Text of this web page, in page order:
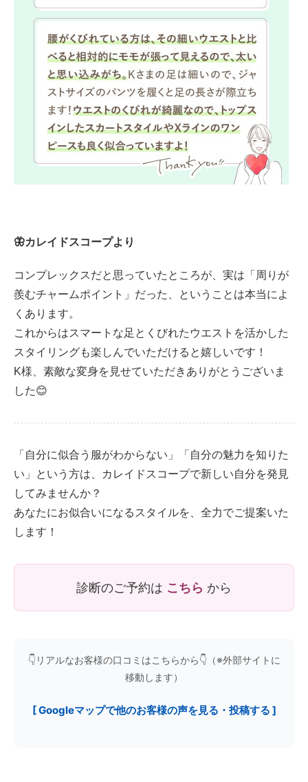
🦋カレイドスコープより
コンプレックスだと思っていたところが、実は「周りが
羨むチャームポイント」だった、ということは本当によ
くあります。
これからはスマートな足とくびれたウエストを活かした
スタイリングも楽しんでいただけると嬉しいです！
K様、素敵な変身を見せていただきありがとうございま
した😊
「自分に似合う服がわからない」「自分の魅力を知りた
い」という方は、カレイドスコープで新しい自分を発見
してみませんか？
あなたにお似合いになるスタイルを、全力でご提案いた
します！
診断のご予約は こちら から
👇リアルなお客様の口コミはこちらから👇（※外部サイトに
移動します）
[ Googleマップで他のお客様の声を見る・投稿する ]